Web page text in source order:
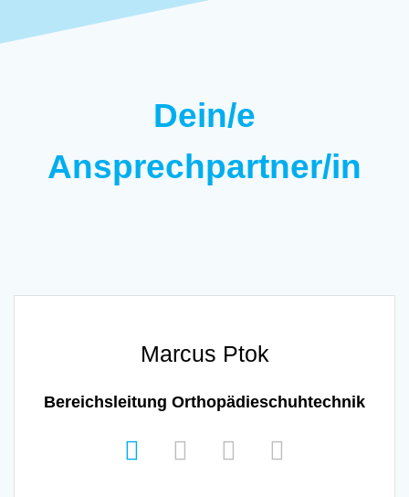
Dein/e
Ansprechpartner/in
Marcus Ptok
Bereichsleitung Orthopädieschuhtechnik